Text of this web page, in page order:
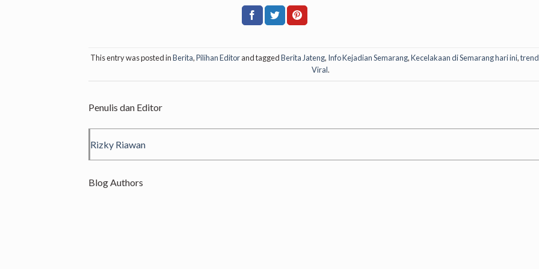
This entry was posted inBerita,Pilihan Editorand taggedBerita Jateng, Info Kejadian Semarang,Kecelakaan di Semarang hari ini,
Viral.
Penulis dan Editor
Rizky Riawan
Blog Authors